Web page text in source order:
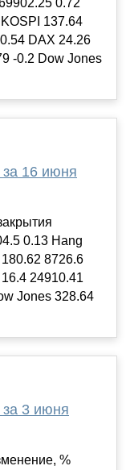
137.64
DAX 24.26
-0.2 Dow Jones
16 июня
0.13 Hang
8726.6
24910.41
Jones 328.64
3 июня
%